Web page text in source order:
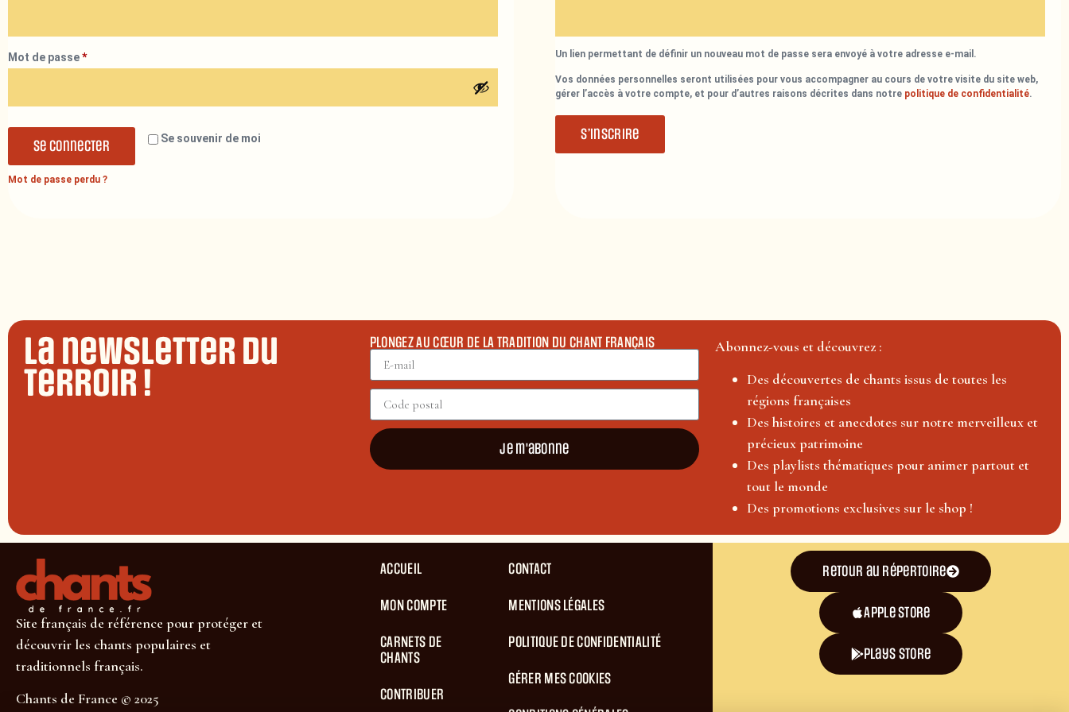
Mot de passe*
Se souvenir de moi
Se connecter
Mot de passe perdu ?
Un lien permettant de définir un nouveau mot de passe sera envoyé à votre adresse e-mail.
Vos données personnelles seront utilisées pour vous accompagner au cours de votre visite du site web,
gérer l’accès à votre compte, et pour d’autres raisons décrites dans notre politique de confidentialité.
S’inscrire
La newsletter du
terroir !
PLONGEZ AU CŒUR DE LA TRADITION DU CHANT FRANÇAIS
Je m'abonne
Abonnez-vous et découvrez :
Des découvertes de chants issus de toutes les
régions françaises
Des histoires et anecdotes sur notre merveilleux et
précieux patrimoine
Des playlists thématiques pour animer partout et
tout le monde
Des promotions exclusives sur le shop !
Site français de référence pour protéger et
découvrir les chants populaires et
traditionnels français.
Chants de France © 2025
ACCUEIL
MON COMPTE
CARNETS DE
CHANTS
CONTRIBUER
CONTACT
MENTIONS LÉGALES
POLITIQUE DE CONFIDENTIALITÉ
GÉRER MES COOKIES
Retour au répertoire
Apple Store
plays store